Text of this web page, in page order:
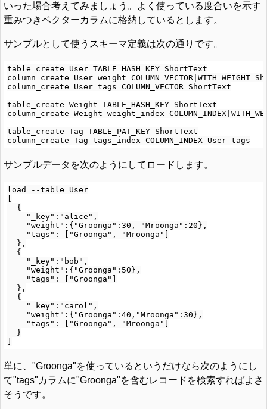
いった場合考えてみましょう。よく使っている度合いを示す
重みつきベクターカラムに格納しているとします。
サンプルとして使うスキーマ定義は次の通りです。
table_create User TABLE_HASH_KEY ShortText
column_create User weight COLUMN_VECTOR|WITH_WEIGHT
column_create User tags COLUMN_VECTOR ShortText
table_create Weight TABLE_HASH_KEY ShortText
column_create Weight weight_index
table_create Tag TABLE_PAT_KEY ShortText
サンプルデータを次のようにしてロードします。
load --table User
  {
    "_key":"alice",
    "weight":{"Groonga":30, "Mroonga":20},
    "tags": ["Groonga", "Mroonga"]
  },
  {
    "_key":"bob",
    "weight":{"Groonga":50},
    "tags": ["Groonga"]
  },
  {
    "_key":"carol",
    "weight":{"Groonga":40,"Mroonga":30},
    "tags": ["Groonga", "Mroonga"]
  }
単に、"Groonga"を使っているというだけなら次のようにし
て"tags"カラムに"Groonga"を含むレコードを検索すればよさ
そうです。